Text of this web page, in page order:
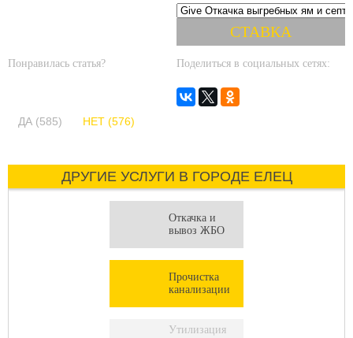
Понравилась статья?
ДА (585) НЕТ (576)
Поделиться в социальных сетях:
ДРУГИЕ УСЛУГИ В ГОРОДЕ ЕЛЕЦ
Откачка и
вывоз ЖБО
Прочистка
канализации
Утилизация